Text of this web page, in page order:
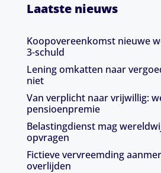
Laatste nieuws
Koopovereenkomst nieuwe
3-schuld
Lening omkatten naar
niet
Van verplicht naar vrijwillig:
pensioenpremie
Belastingdienst mag
opvragen
Fictieve vervreemding
overlijden